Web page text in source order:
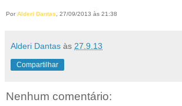
Por Alderi Dantas, 27/09/2013 às 21:38
Alderi Dantas às 27.9.13
Compartilhar
Nenhum comentário: